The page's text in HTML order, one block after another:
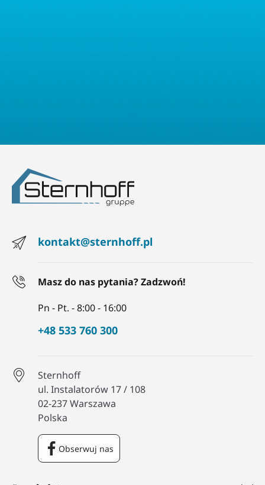
kontakt@sternhoff.pl
Masz do nas pytania? Zadzwoń!
Pn - Pt. - 8:00 - 16:00
+48 533 760 300
Sternhoff
ul. Instalatorów 17 / 108
02-237 Warszawa
Polska
Obserwuj nas
Facebook